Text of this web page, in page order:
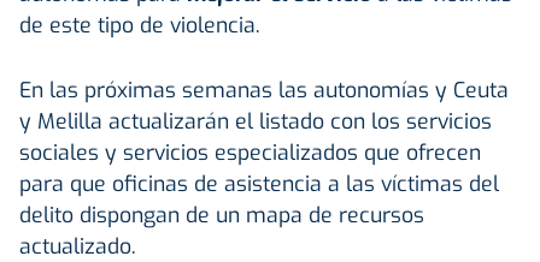
de este tipo de violencia.
En las próximas semanas las autonomías y Ceuta
y Melilla actualizarán el listado con los servicios
sociales y servicios especializados que ofrecen
para que oficinas de asistencia a las víctimas del
delito dispongan de un mapa de recursos
actualizado.